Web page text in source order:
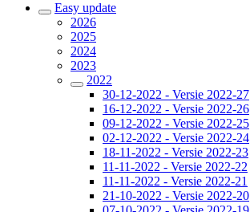
Easy update
2026
2025
2024
2023
2022
30-12-2022 - Versie 2022-27
16-12-2022 - Versie 2022-26
09-12-2022 - Versie 2022-25
02-12-2022 - Versie 2022-24
18-11-2022 - Versie 2022-23
11-11-2022 - Versie 2022-22
11-11-2022 - Versie 2022-21
21-10-2022 - Versie 2022-20